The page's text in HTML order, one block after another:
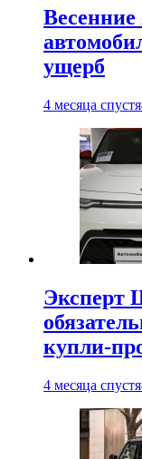
ущерб
4 месяца спустя
Эксперт
купли-
4 месяца спустя